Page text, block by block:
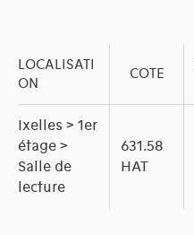
LOCALISATI
ON
COTE
Ixelles > 1er
étage >
Salle de
lecture
631.58
HAT